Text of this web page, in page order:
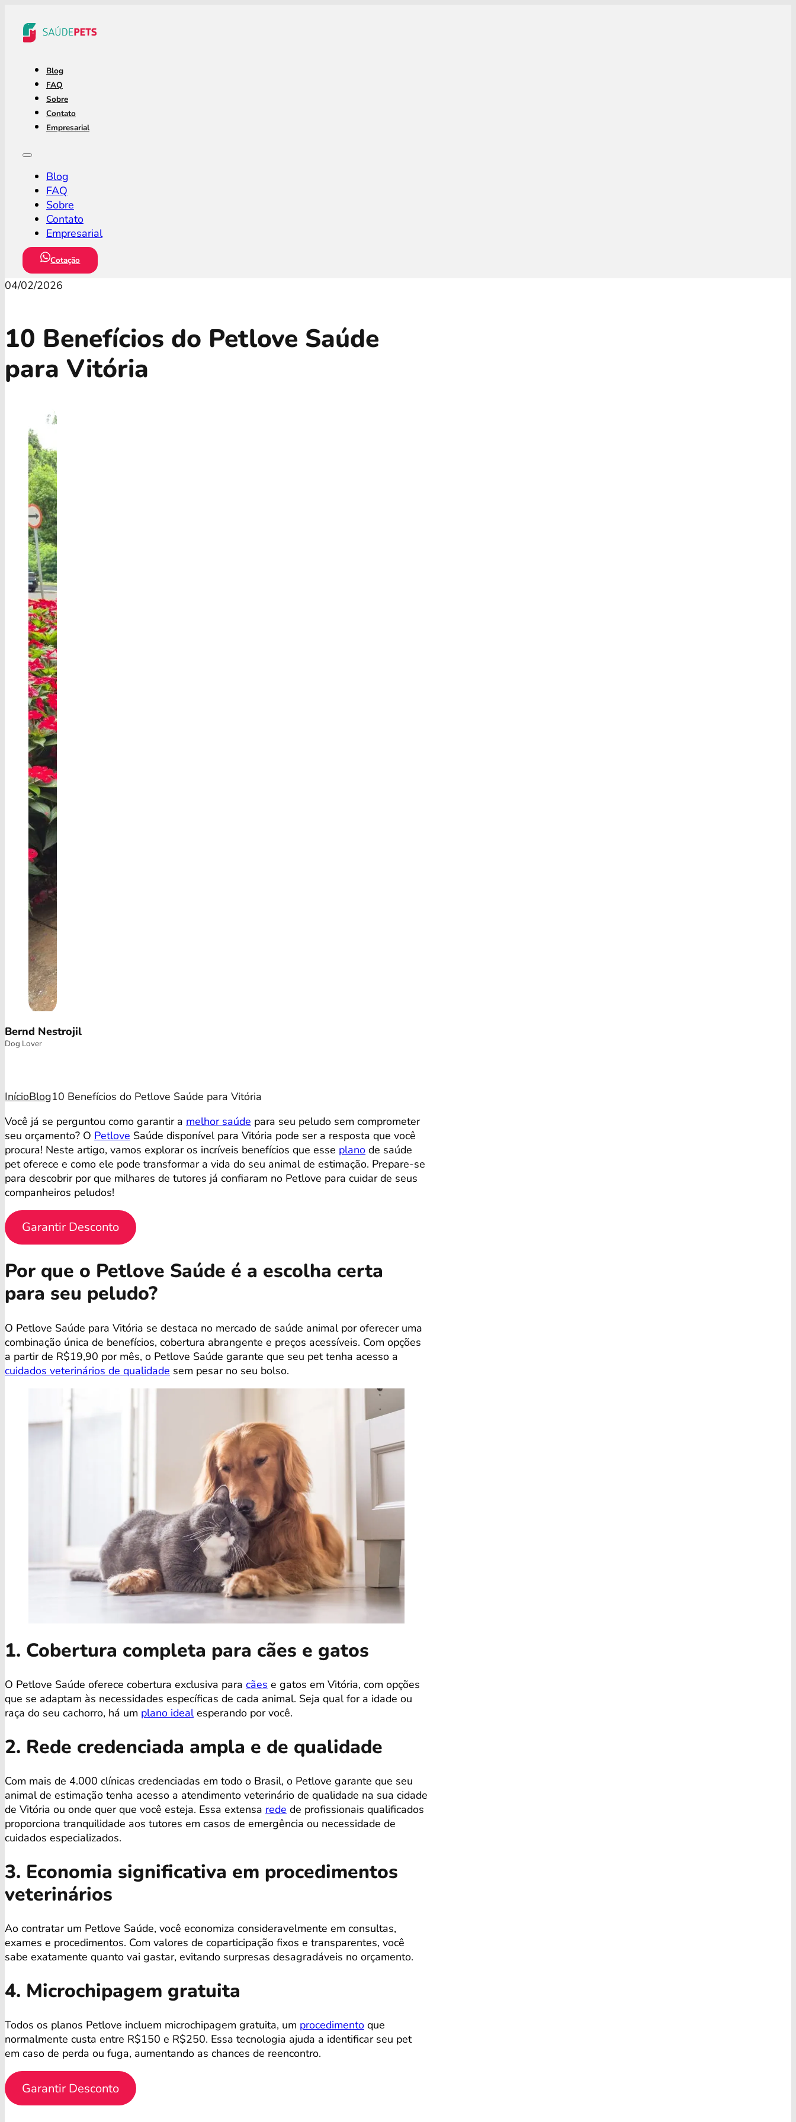
Blog
FAQ
Sobre
Contato
Empresarial
Blog
FAQ
Sobre
Contato
Empresarial
Cotação
04/02/2026
10 Benefícios do Petlove Saúde
para Vitória
Bernd Nestrojil
Dog Lover
InícioBlog10 Benefícios do Petlove Saúde para Vitória
Você já se perguntou como garantir a melhor saúde para seu peludo sem comprometer
seu orçamento? O Petlove Saúde disponível para Vitória pode ser a resposta que você
procura! Neste artigo, vamos explorar os incríveis benefícios que esse plano de saúde
pet oferece e como ele pode transformar a vida do seu animal de estimação. Prepare-se
para descobrir por que milhares de tutores já confiaram no Petlove para cuidar de seus
companheiros peludos!
Garantir Desconto
Por que o Petlove Saúde é a escolha certa
para seu peludo?
O Petlove Saúde para Vitória se destaca no mercado de saúde animal por oferecer uma
combinação única de benefícios, cobertura abrangente e preços acessíveis. Com opções
a partir de R$19,90 por mês, o Petlove Saúde garante que seu pet tenha acesso a
cuidados veterinários de qualidade sem pesar no seu bolso.
1. Cobertura completa para cães e gatos
O Petlove Saúde oferece cobertura exclusiva para cães e gatos em Vitória, com opções
que se adaptam às necessidades específicas de cada animal. Seja qual for a idade ou
raça do seu cachorro, há um plano idealesperando por você.
2. Rede credenciada ampla e de qualidade
Com mais de 4.000 clínicas credenciadas em todo o Brasil, o Petlove garante que seu
animal de estimação tenha acesso a atendimento veterinário de qualidade na sua cidade
de Vitória ou onde quer que você esteja. Essa extensa rede de profissionais qualificados
proporciona tranquilidade aos tutores em casos de emergência ou necessidade de
cuidados especializados.
3. Economia significativa em procedimentos
veterinários
Ao contratar um Petlove Saúde, você economiza consideravelmente em consultas,
exames e procedimentos. Com valores de coparticipação fixos e transparentes, você
sabe exatamente quanto vai gastar, evitando surpresas desagradáveis no orçamento.
4. Microchipagem gratuita
Todos os planos Petlove incluem microchipagem gratuita, um procedimento que
normalmente custa entre R$150 e R$250. Essa tecnologia ajuda a identificar seu pet
em caso de perda ou fuga, aumentando as chances de reencontro.
Garantir Desconto